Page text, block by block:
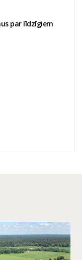
par līdzīgiem